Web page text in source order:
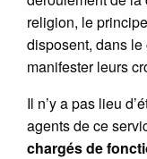
religion, le
disposent, dans
manifester leurs
Il n’y a pas lieu
agents de ce
chargés de